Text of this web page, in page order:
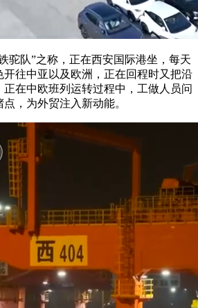
队”之称，正在西安国际港坐，每天
往中亚以及欧洲，正在回程时又把沿
在中欧班列运转过程中，工做人员问
，为外贸注入新动能。